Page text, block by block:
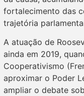
fortalecimento das
trajetória
A atuação de
ainda em 2019,
Cooperativismo
aproximar o Poder
ampliar o debate